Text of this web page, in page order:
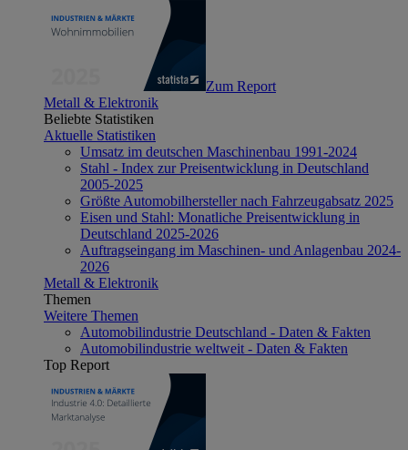
Zum Report
Metall & Elektronik
Beliebte Statistiken
Aktuelle Statistiken
Umsatz im deutschen Maschinenbau 1991-2024
Stahl - Index zur Preisentwicklung in Deutschland
2005-2025
Größte Automobilhersteller nach Fahrzeugabsatz 2025
Eisen und Stahl: Monatliche Preisentwicklung in
Deutschland 2025-2026
Auftragseingang im Maschinen- und Anlagenbau 2024-
2026
Metall & Elektronik
Themen
Weitere Themen
Automobilindustrie Deutschland - Daten & Fakten
Automobilindustrie weltweit - Daten & Fakten
Top Report